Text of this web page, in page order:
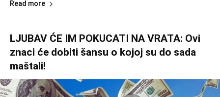
Read more
LJUBAV ĆE IM POKUCATI NA VRATA: Ovi
znaci će dobiti šansu o kojoj su do sada
maštali!